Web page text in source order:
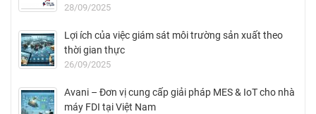
28/09/2025
Lợi ích của việc giám sát môi trường sản xuất theo
thời gian thực
26/09/2025
Avani – Đơn vị cung cấp giải pháp MES & IoT cho nhà
máy FDI tại Việt Nam